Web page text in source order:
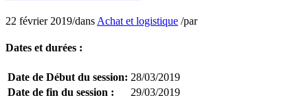
22 février 2019/dans Achat et logistique /par
Dates et durées :
Date de Début du session: 28/03/2019
Date de fin du session :
29/03/2019